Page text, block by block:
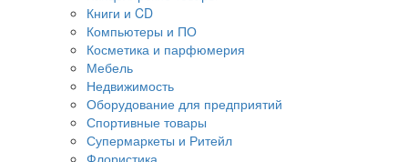
Книги и CD
Компьютеры и ПО
Косметика и парфюмерия
Мебель
Недвижимость
Оборудование для предприятий
Спортивные товары
Супермаркеты и Ритейл
Флористика